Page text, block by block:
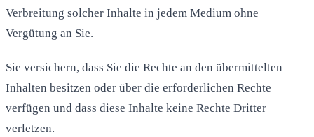
Verbreitung solcher Inhalte in jedem Medium ohne
Vergütung an Sie.
Sie versichern, dass Sie die Rechte an den übermittelten
Inhalten besitzen oder über die erforderlichen Rechte
verfügen und dass diese Inhalte keine Rechte Dritter
verletzen.